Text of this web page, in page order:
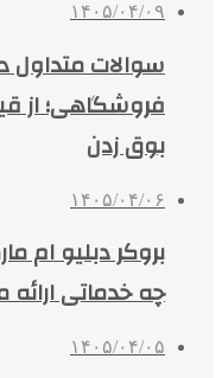
۱۴۰۵/۰۴/۰۹
سوالات متداول
فروشگاهی؛ از
بوق زدن
۱۴۰۵/۰۴/۰۶
چه خدماتی
۱۴۰۵/۰۴/۰۵